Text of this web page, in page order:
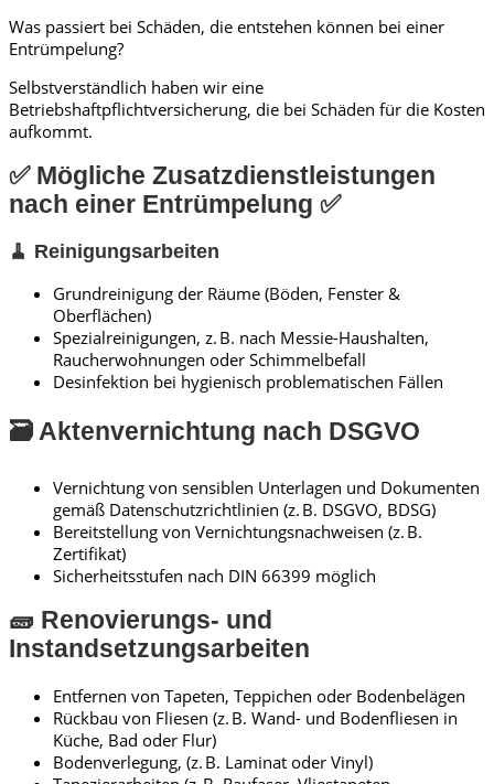
Was passiert bei Schäden, die entstehen können bei einer
Entrümpelung?
Selbstverständlich haben wir eine
Betriebshaftpflichtversicherung, die bei Schäden für die Kosten
aufkommt.
✅ Mögliche Zusatzdienstleistungen
nach einer Entrümpelung ✅
🧹 Reinigungsarbeiten
Grundreinigung der Räume (Böden, Fenster &
Oberflächen)
Spezialreinigungen, z. B. nach Messie-Haushalten,
Raucherwohnungen oder Schimmelbefall
Desinfektion bei hygienisch problematischen Fällen
🗃️ Aktenvernichtung nach DSGVO
Vernichtung von sensiblen Unterlagen und Dokumenten
gemäß Datenschutzrichtlinien (z. B. DSGVO, BDSG)
Bereitstellung von Vernichtungsnachweisen (z. B.
Zertifikat)
Sicherheitsstufen nach DIN 66399 möglich
🧱 Renovierungs- und
Instandsetzungsarbeiten
Entfernen von Tapeten, Teppichen oder Bodenbelägen
Rückbau von Fliesen (z. B. Wand- und Bodenfliesen in
Küche, Bad oder Flur)
Bodenverlegung, (z. B. Laminat oder Vinyl)